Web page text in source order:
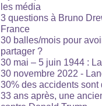
les média
3 questions à Bruno
France
30 balles/mois pour
partager ?
30 mai – 5 juin 1944 :
30 novembre 2022 -
30% des accidents sont
33 ans après, une